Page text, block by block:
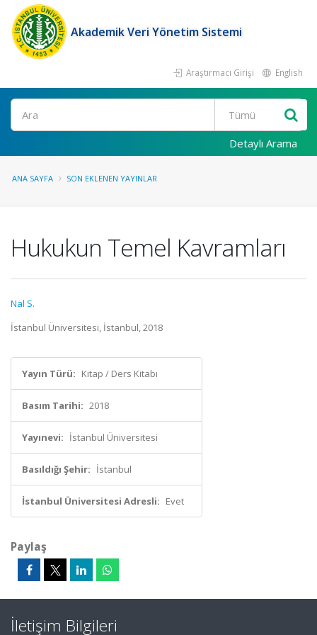
Akademik Veri Yönetim Sistemi
Araştırmacı Girişi English
Ara
Detaylı Arama
ANA SAYFA SON EKLENEN YAYINLAR
Hukukun Temel Kavramları
Nal S.
İstanbul Üniversitesi, İstanbul, 2018
Yayın Türü: Kitap / Ders Kitabı
Basım Tarihi: 2018
Yayınevi: İstanbul Üniversitesi
Basıldığı Şehir: İstanbul
İstanbul Üniversitesi Adresli: Evet
Paylaş
İletişim Bilgileri